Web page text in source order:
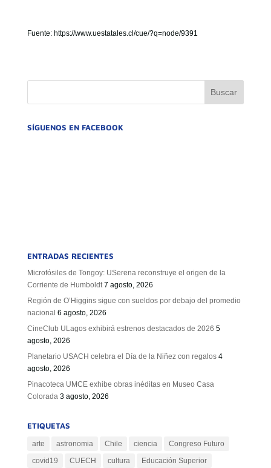
Fuente: https://www.uestatales.cl/cue/?q=node/9391
SÍGUENOS EN FACEBOOK
ENTRADAS RECIENTES
Microfósiles de Tongoy: USerena reconstruye el origen de la
Corriente de Humboldt 7 agosto, 2026
Región de O’Higgins sigue con sueldos por debajo del promedio
nacional 6 agosto, 2026
CineClub ULagos exhibirá estrenos destacados de 2026 5
agosto, 2026
Planetario USACH celebra el Día de la Niñez con regalos 4
agosto, 2026
Pinacoteca UMCE exhibe obras inéditas en Museo Casa
Colorada 3 agosto, 2026
ETIQUETAS
arte astronomia Chile ciencia
Congreso Futuro
covid19
CUECH cultura
Educación Superior